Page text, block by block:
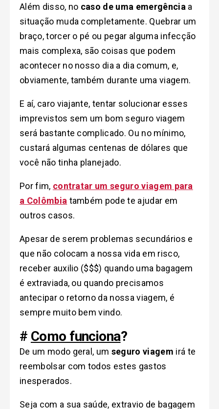
Além disso, no caso de uma emergência a
situação muda completamente. Quebrar um
braço, torcer o pé ou pegar alguma infecção
mais complexa, são coisas que podem
acontecer no nosso dia a dia comum, e,
obviamente, também durante uma viagem.
E aí, caro viajante, tentar solucionar esses
imprevistos sem um bom seguro viagem
será bastante complicado. Ou no mínimo,
custará algumas centenas de dólares que
você não tinha planejado.
Por fim, contratar um seguro viagem para
a Colômbia também pode te ajudar em
outros casos.
Apesar de serem problemas secundários e
que não colocam a nossa vida em risco,
receber auxilio ($$$) quando uma bagagem
é extraviada, ou quando precisamos
antecipar o retorno da nossa viagem, é
sempre muito bem vindo.
# Como funciona?
De um modo geral, um seguro viagem irá te
reembolsar com todos estes gastos
inesperados.
Seja com a sua saúde, extravio de bagagem